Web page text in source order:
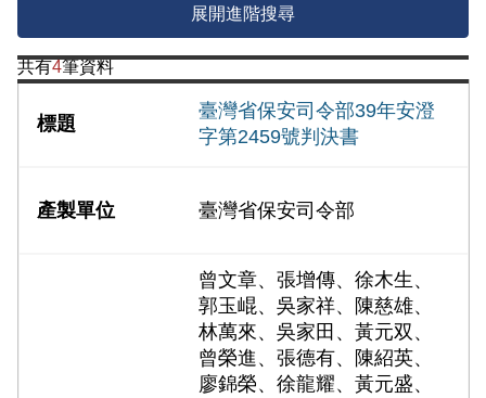
展開進階搜尋
共有4筆資料
臺灣省保安司令部39年安澄
字第2459號判決書
臺灣省保安司令部
曾文章、張增傳、徐木生、
郭玉崐、吳家祥、陳慈雄、
林萬來、吳家田、黃元双、
曾榮進、張德有、陳紹英、
廖錦榮、徐龍耀、黃元盛、